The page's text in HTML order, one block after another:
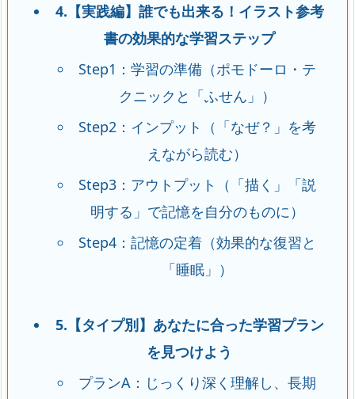
4.【実践編】誰でも出来る！イラスト参考
書の効果的な学習ステップ
Step1：学習の準備（ポモドーロ・テ
クニックと「ふせん」）
Step2：インプット（「なぜ？」を考
えながら読む）
Step3：アウトプット（「描く」「説
明する」で記憶を自分のものに）
Step4：記憶の定着（効果的な復習と
「睡眠」）
5.【タイプ別】あなたに合った学習プラン
を見つけよう
プランA：じっくり深く理解し、長期